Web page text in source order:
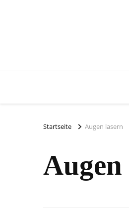
Startseite Augen lasern
Augen